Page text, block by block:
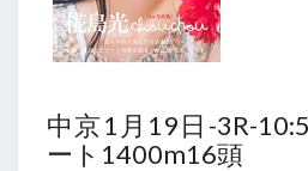
中京1月19日-3R-
ート1400m16頭